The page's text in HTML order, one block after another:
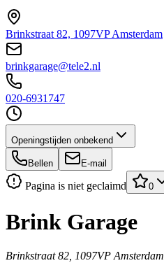
Brinkstraat 82, 1097VP Amsterdam
brinkgarage@tele2.nl
020-6931747
Openingstijden onbekend
Bellen E-mail
Pagina is niet geclaimd 0
Brink Garage
Brinkstraat 82, 1097VP Amsterdam